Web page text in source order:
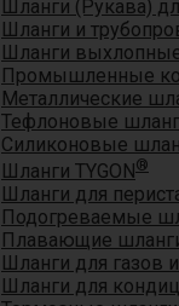
Шланги (Рукава)
Шланги и
Шланги
Промышленные
Металлические
Тефлоновые
Силиконовые
Шланги TYGON®
Шланги для
Подогреваемые
Плавающие
Шланги для газов
Шланги для